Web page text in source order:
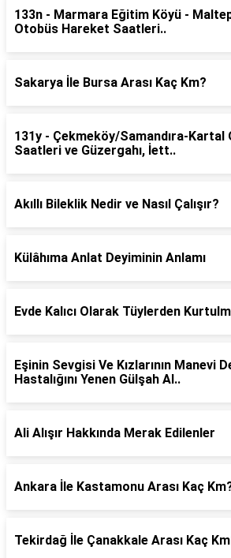
133n - Marmara Eğitim Köyü -
Otobüs Hareket Saatleri..
Sakarya İle Bursa Arası Kaç Km?
131y - Çekmeköy/Samandıra-
Saatleri ve Güzergahı, İett..
Akıllı Bileklik Nedir ve Nasıl Çalışır?
Külâhıma Anlat Deyiminin Anlamı
Evde Kalıcı Olarak Tüylerden
Eşinin Sevgisi Ve Kızlarının Manevi
Hastalığını Yenen Gülşah Al..
Ali Alışır Hakkında Merak Edilenler
Ankara İle Kastamonu Arası Kaç
Tekirdağ İle Çanakkale Arası Kaç